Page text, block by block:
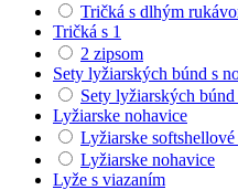
Tričká s dlhým
Tričká s 1
2 zipsom
Sety lyžiarských búnd s
Sety lyžiarských
Lyžiarske nohavice
Lyžiarske
Lyžiarske nohavice
Lyže s viazaním